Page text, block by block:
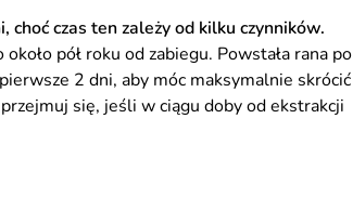
choć czas ten zależy od kilku czynników.
pół roku od zabiegu. Powstała rana po
2 dni, aby móc maksymalnie skrócić
się, jeśli w ciągu doby od ekstrakcji